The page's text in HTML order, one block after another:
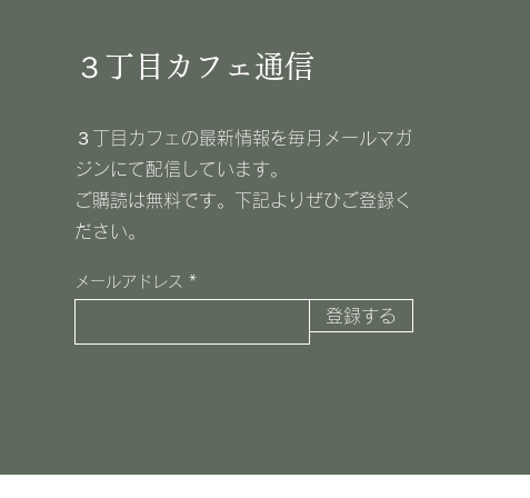
３丁目カフェ通信
３丁目カフェの最新情報を毎月メールマガ
ジンにて配信しています。
​ご購読は無料です。下記よりぜひご登録く
ださい。
メールアドレス
登録する